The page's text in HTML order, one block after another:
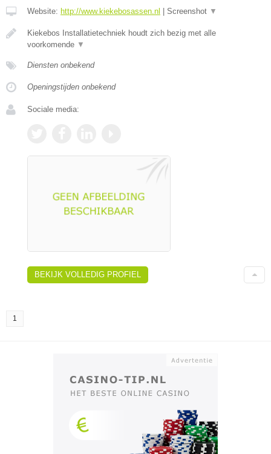
Website: http://www.kiekebosassen.nl Screenshot ▼
Kiekebos Installatietechniek houdt zich bezig met alle
voorkomende ▼
Diensten onbekend
Openingstijden onbekend
Sociale media:
BEKIJK VOLLEDIG PROFIEL
1